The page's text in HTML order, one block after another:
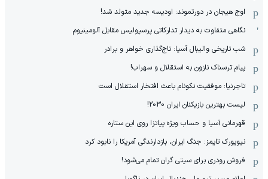
اوج هیجان در دورتموند: اودیسه جدید متولد شد!
نگاهی متفاوت به دیدار تدارکاتی پرسپولیس مقابل آلومینیوم
شب تاریخی والیبال آسیا: تاج‌گذاری خواهر و برادر
پیام ترسناک نازون به استقلال و سهراب!
تاجرنیا: موفقیت نکونام باعث افتخار استقلال است
لیست بهترین بازیکنان ایران 2030!
قهرمانی آسیا و حساب ویژه پیاتزا روی این ستاره
نیویورک تایمز: جنگ ایران، بازدارندگی آمریکا را نابود کرد
فروش رودری برای سیتی گران تمام می‌شود!